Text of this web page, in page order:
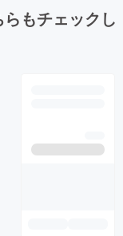
もチェックし